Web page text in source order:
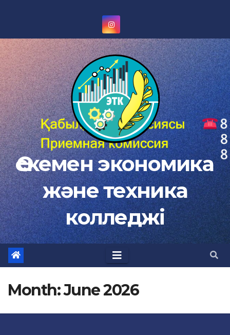
content
Өскемен экономика
және техника
колледжі
Month: June 2026